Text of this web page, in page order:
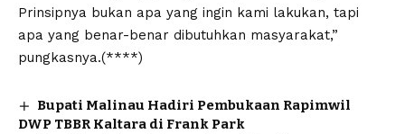
Prinsipnya bukan apa yang ingin kami lakukan, tapi
apa yang benar-benar dibutuhkan masyarakat,”
pungkasnya.(****)
Bupati Malinau Hadiri Pembukaan Rapimwil
DWP TBBR Kaltara di Frank Park